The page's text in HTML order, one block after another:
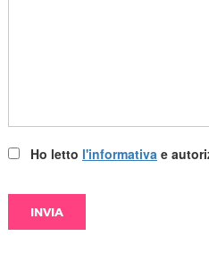
Ho letto l'informativa e